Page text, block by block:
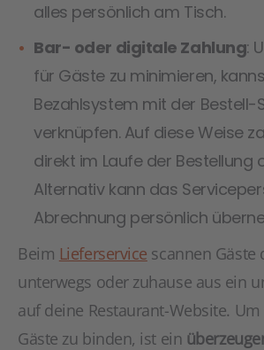
alles persönlich am Tisch.
Bar- oder digitale Zahlung:
für Gäste zu minimieren,
Bezahlsystem mit der
verknüpfen. Auf diese Weise
direkt im Laufe der Bestellung
Alternativ kann das
Abrechnung persönlich
Beim Lieferservice scannen Gäste
unterwegs oder zuhause aus ein
auf deine Restaurant-Website.
Gäste zu binden, ist ein